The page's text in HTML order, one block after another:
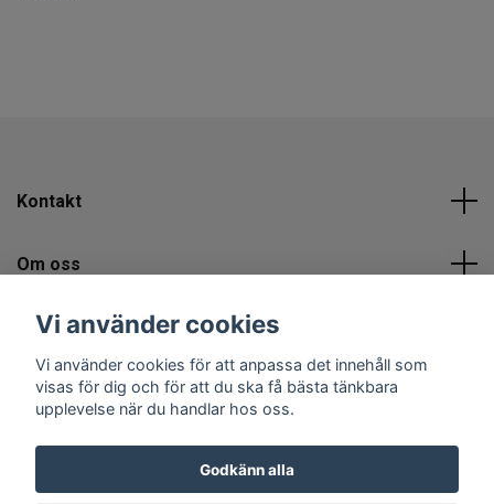
Kontakt
Om oss
Sociala medier
Vi använder cookies
Vi använder cookies för att anpassa det innehåll som
visas för dig och för att du ska få bästa tänkbara
upplevelse när du handlar hos oss.
Godkänn alla